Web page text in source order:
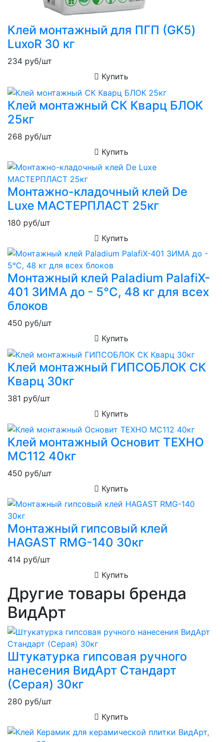
Клей монтажный для ПГП (GK5)
LuxoR 30 кг
234 руб/шт
Купить
Клей монтажный СК Кварц БЛОК
25кг
268 руб/шт
Купить
Монтажно-кладочный клей De
Luxe МАСТЕРПЛАСТ 25кг
180 руб/шт
Купить
Монтажный клей Paladium PalafiX-
401 ЗИМА до - 5°С, 48 кг для всех
блоков
450 руб/шт
Купить
Клей монтажный ГИПСОБЛОК СК
Кварц 30кг
381 руб/шт
Купить
Клей монтажный Основит ТЕХНО
MC112 40кг
450 руб/шт
Купить
Монтажный гипсовый клей
HAGAST RMG-140 30кг
414 руб/шт
Купить
Другие товары бренда
ВидАрт
Штукатурка гипсовая ручного
нанесения ВидАрт Стандарт
(Серая) 30кг
280 руб/шт
Купить